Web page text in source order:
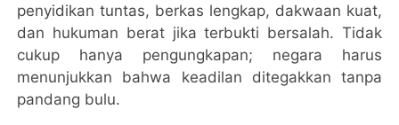
penyidikan tuntas, berkas lengkap, dakwaan kuat,
dan hukuman berat jika terbukti bersalah. Tidak
cukup hanya pengungkapan; negara harus
menunjukkan bahwa keadilan ditegakkan tanpa
pandang bulu.